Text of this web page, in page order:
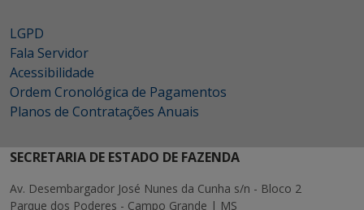
LGPD
Fala Servidor
Acessibilidade
Ordem Cronológica de Pagamentos
Planos de Contratações Anuais
SECRETARIA DE ESTADO DE FAZENDA
Av. Desembargador José Nunes da Cunha s/n - Bloco 2
Parque dos Poderes - Campo Grande | MS